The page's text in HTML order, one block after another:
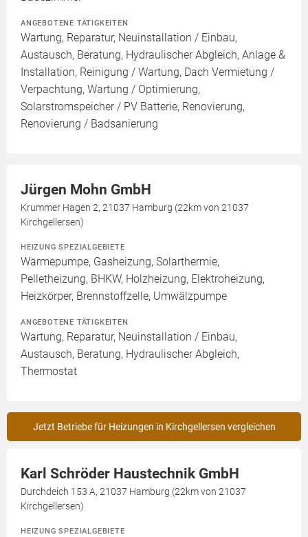
ANGEBOTENE TÄTIGKEITEN
Wartung, Reparatur, Neuinstallation / Einbau,
Austausch, Beratung, Hydraulischer Abgleich, Anlage &
Installation, Reinigung / Wartung, Dach Vermietung /
Verpachtung, Wartung / Optimierung,
Solarstromspeicher / PV Batterie, Renovierung,
Renovierung / Badsanierung
Jürgen Mohn GmbH
Krummer Hagen 2, 21037 Hamburg (22km von 21037
Kirchgellersen)
HEIZUNG SPEZIALGEBIETE
Wärmepumpe, Gasheizung, Solarthermie,
Pelletheizung, BHKW, Holzheizung, Elektroheizung,
Heizkörper, Brennstoffzelle, Umwälzpumpe
ANGEBOTENE TÄTIGKEITEN
Wartung, Reparatur, Neuinstallation / Einbau,
Austausch, Beratung, Hydraulischer Abgleich,
Thermostat
Jetzt Betriebe für Heizungen in Kirchgellersen vergleichen
Karl Schröder Haustechnik GmbH
Durchdeich 153 A, 21037 Hamburg (22km von 21037
Kirchgellersen)
HEIZUNG SPEZIALGEBIETE